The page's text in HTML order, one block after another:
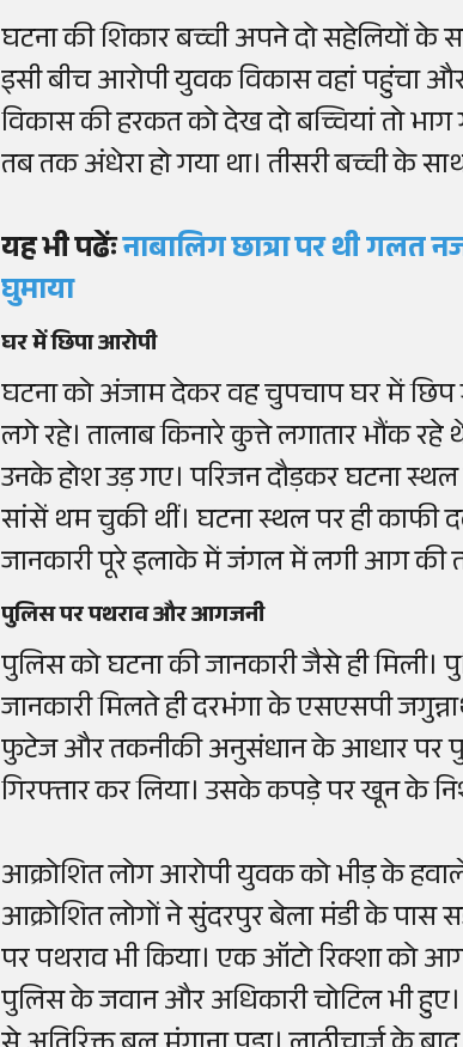
घटना की शिकार बच्ची अपने दो सहेलियों के
इसी बीच आरोपी युवक विकास वहां पहुंचा
विकास की हरकत को देख दो बच्चियां तो
तब तक अंधेरा हो गया था। तीसरी बच्ची के
यह भी पढेंःनाबालिग छात्रा पर थी गलत
घुमाया
घर में छिपा आरोपी
घटना को अंजाम देकर वह चुपचाप घर में छिप
लगे रहे। तालाब किनारे कुत्ते लगातार भौंक
उनके होश उड़ गए। परिजन दौड़कर घटना
सांसें थम चुकी थीं। घटना स्थल पर ही काफी
जानकारी पूरे इलाके में जंगल में लगी आग की
पुलिस पर पथराव और आगजनी
पुलिस को घटना की जानकारी जैसे ही
जानकारी मिलते ही दरभंगा के एसएसपी
फुटेज और तकनीकी अनुसंधान के आधार पर
गिरफ्तार कर लिया। उसके कपड़े पर खून के
आक्रोशित लोग आरोपी युवक को भीड़ के
आक्रोशित लोगों ने सुंदरपुर बेला मंडी के पास
पर पथराव भी किया। एक ऑटो रिक्शा को
पुलिस के जवान और अधिकारी चोटिल भी